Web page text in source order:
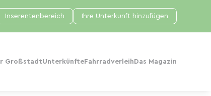
GroßstadtUnterkünfte Fahrradverleih Das Magazin
Inserentenbereich Ihre Unterkunft hinzufügen